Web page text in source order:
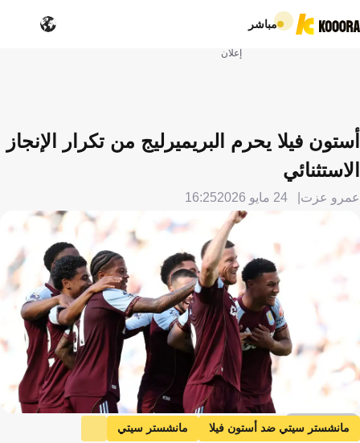
مباشر
إعلان
أستون فيلا يحرم البريميرليج من تكرار الإنجاز
الاستثنائي
عمرو عزت 24 مايو 2026 16:25
Getty Images
مانشستر سيتي ضد أستون فيلا
مانشستر سيتي